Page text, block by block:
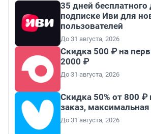
35 дней бесплатного
подписке Иви для
пользователей
До 31 августа, 2026
Скидка 500 ₽ на
2000 ₽
До 31 августа, 2026
Скидка 50% от 800 ₽
заказ,
До 31 августа, 2026